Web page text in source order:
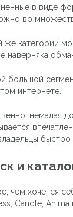
в виде
во
же категории
наверняка
большой
интернете.
немалая
быстро
и
чем хочется
Candle,